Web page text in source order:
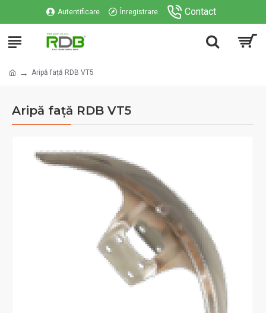
Autentificare Înregistrare Contact
Aripă față RDB VT5
Aripă față RDB VT5